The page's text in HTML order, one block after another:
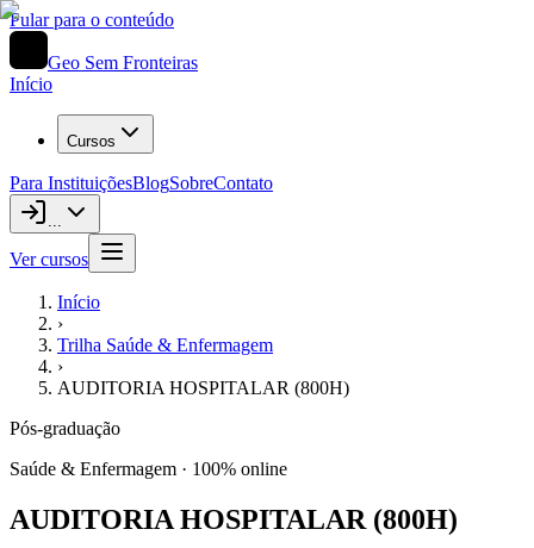
Pular para o conteúdo
Geo Sem Fronteiras
Início
Cursos
Para InstituiçõesBlogSobreContato
...
Ver cursos
Início
›
Trilha Saúde & Enfermagem
›
AUDITORIA HOSPITALAR (800H)
Pós-graduação
Saúde & Enfermagem · 100% online
AUDITORIA HOSPITALAR (800H)